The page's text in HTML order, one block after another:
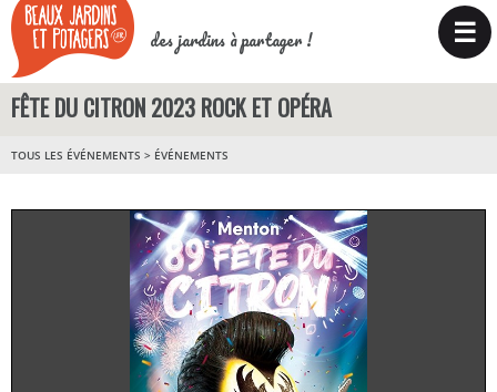
des jardins à partager ! ☰
FÊTE DU CITRON 2023 ROCK ET OPÉRA
TOUS LES ÉVÉNEMENTS > ÉVÉNEMENTS